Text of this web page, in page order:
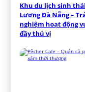
Khu du lịch sinh
Lương Đà Nẵng –
nghiệm hoạt động
đầy thú vị